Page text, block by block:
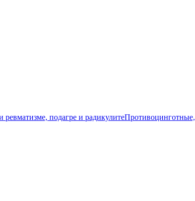
ревматизме, подагре и радикулитеПротивоцинготные,